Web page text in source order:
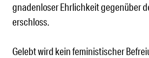
gnadenloser Ehrlichkeit gegenüber
erschloss.
Gelebt wird kein feministischer